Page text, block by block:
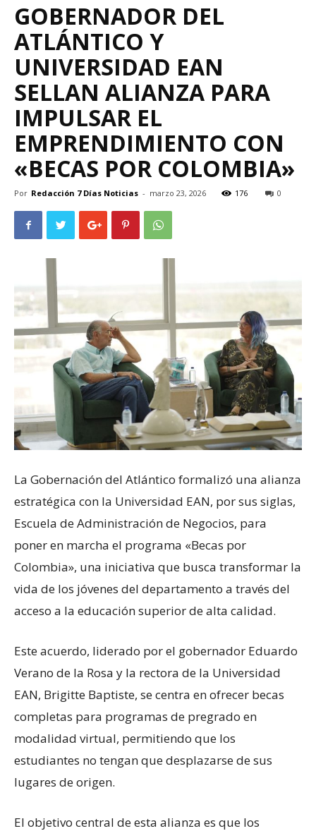
GOBERNADOR DEL
ATLÁNTICO Y
UNIVERSIDAD EAN
SELLAN ALIANZA PARA
IMPULSAR EL
EMPRENDIMIENTO CON
«BECAS POR COLOMBIA»
Por Redacción 7 Días Noticias - marzo 23, 2026 176 0
La Gobernación del Atlántico formalizó una alianza
estratégica con la Universidad EAN, por sus siglas,
Escuela de Administración de Negocios, para
poner en marcha el programa «Becas por
Colombia», una iniciativa que busca transformar la
vida de los jóvenes del departamento a través del
acceso a la educación superior de alta calidad.
Este acuerdo, liderado por el gobernador Eduardo
Verano de la Rosa y la rectora de la Universidad
EAN, Brigitte Baptiste, se centra en ofrecer becas
completas para programas de pregrado en
modalidad virtual, permitiendo que los
estudiantes no tengan que desplazarse de sus
lugares de origen.
El objetivo central de esta alianza es que los